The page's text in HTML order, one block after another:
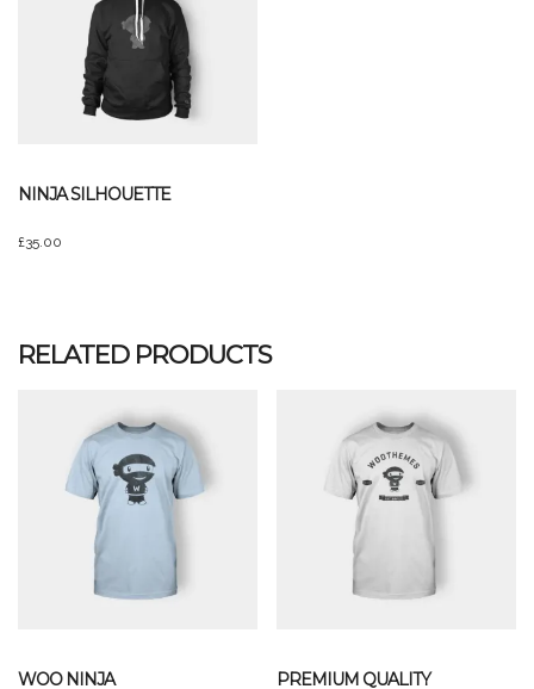
NINJA SILHOUETTE
£35.00
RELATED PRODUCTS
WOO NINJA PREMIUM QUALITY